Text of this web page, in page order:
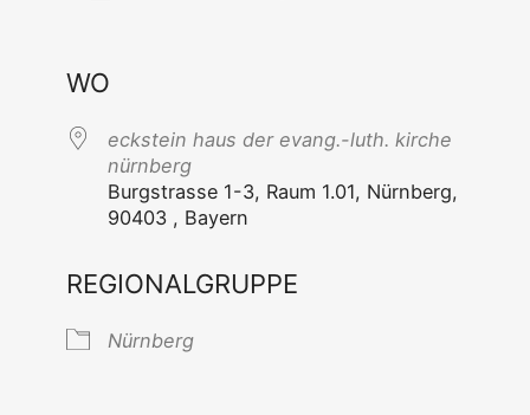
WO
eck­stein haus der evang.-luth. kir­che
nürnberg
Burg­stras­se 1-3, Raum 1.01, Nürn­berg,
90403 , Bayern
REGIONALGRUPPE
Nürn­berg